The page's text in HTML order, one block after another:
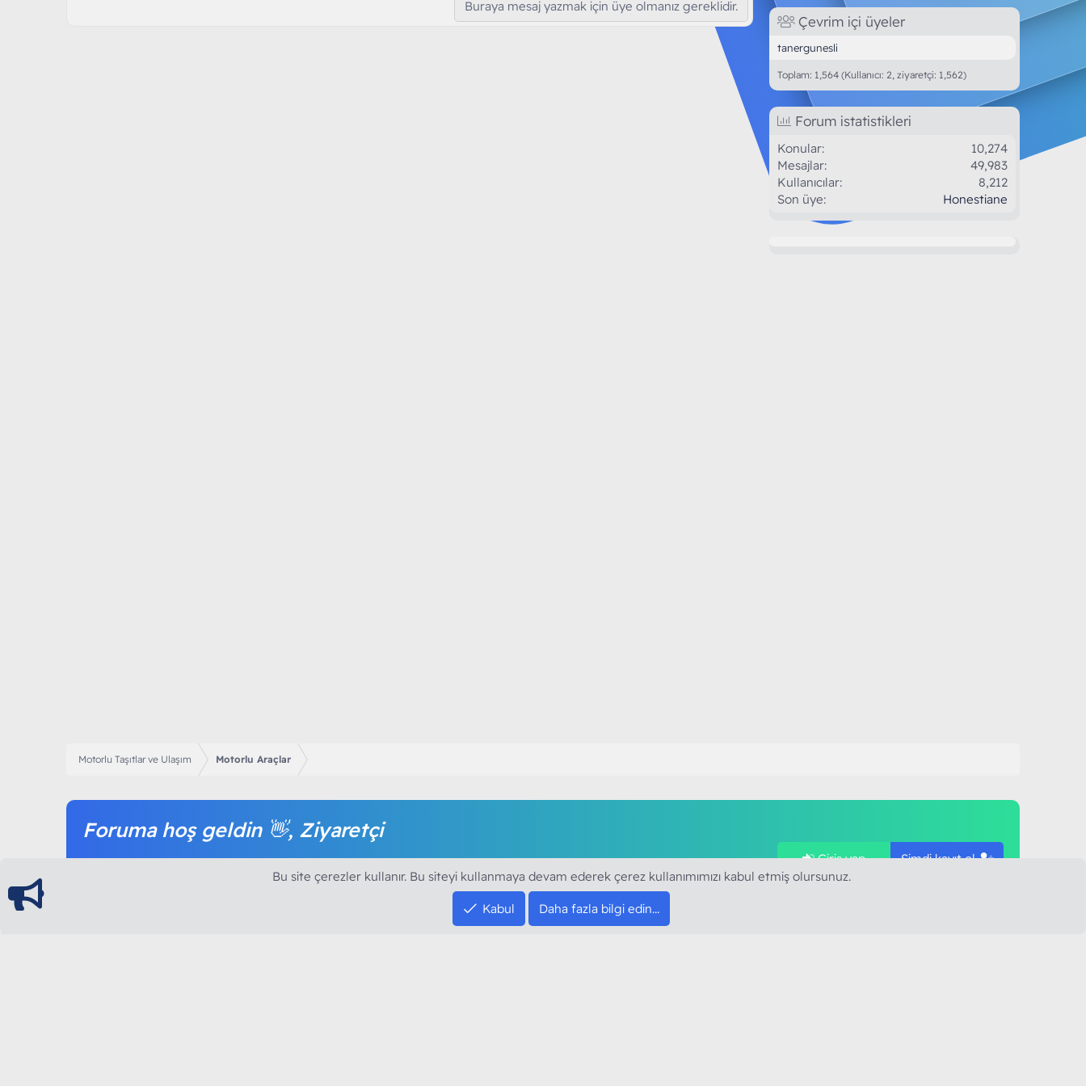
Buraya mesaj yazmak için üye olmanız gereklidir.
Çevrim içi üyeler
tanergunesli
Toplam: 1,564 (Kullanıcı: 2, ziyaretçi: 1,562)
Forum istatistikleri
Konular
10,274
Mesajlar
49,983
Kullanıcılar
8,212
Son üye
Honestiane
Motorlu Taşıtlar ve Ulaşım Motorlu Araçlar
Foruma hoş geldin 👋, Ziyaretçi
Giriş yap Şimdi kayıt ol
Bu site çerezler kullanır. Bu siteyi kullanmaya devam ederek çerez kullanımımızı kabul etmiş olursunuz.
Kabul Daha fazla bilgi edin…